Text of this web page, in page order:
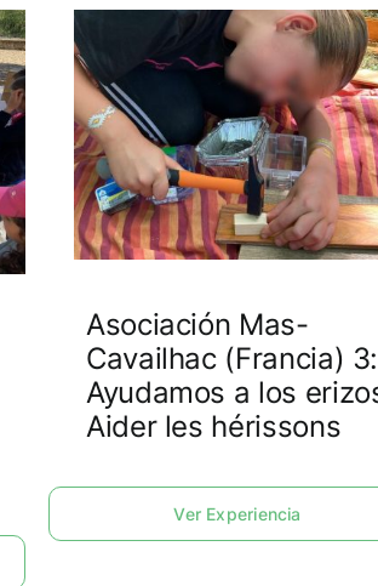
Asociación Mas-
Cavailhac (Francia) 3:
Ayudamos a los
Aider les hérissons
Ver Experiencia